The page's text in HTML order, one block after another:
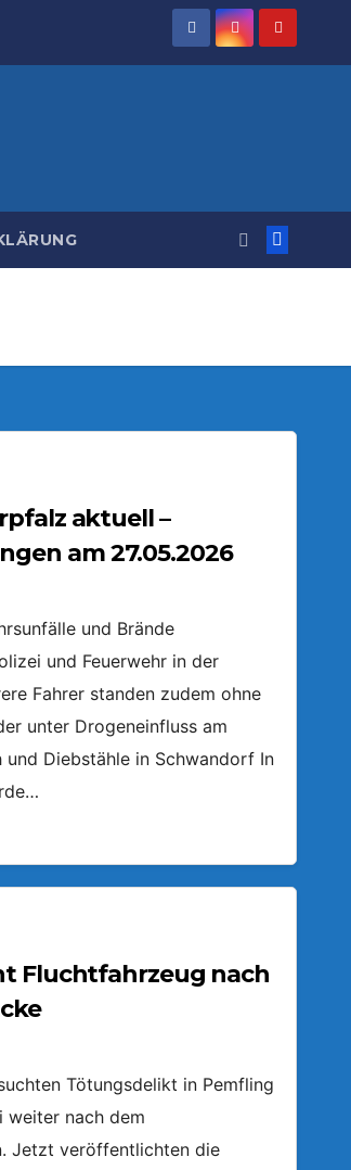
aktuell –
am 27.05.2026
und Brände
und Feuerwehr in der
Fahrer standen zudem ohne
unter Drogeneinfluss am
und Diebstähle in Schwandorf In
Fluchtfahrzeug nach
Tötungsdelikt in Pemfling
weiter nach dem
Jetzt veröffentlichten die